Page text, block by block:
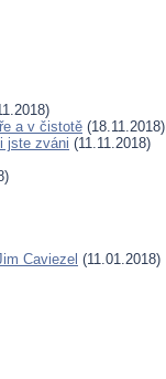
a v čistotě (18.11.2018)
jste zváni (11.11.2018)
Caviezel (11.01.2018)